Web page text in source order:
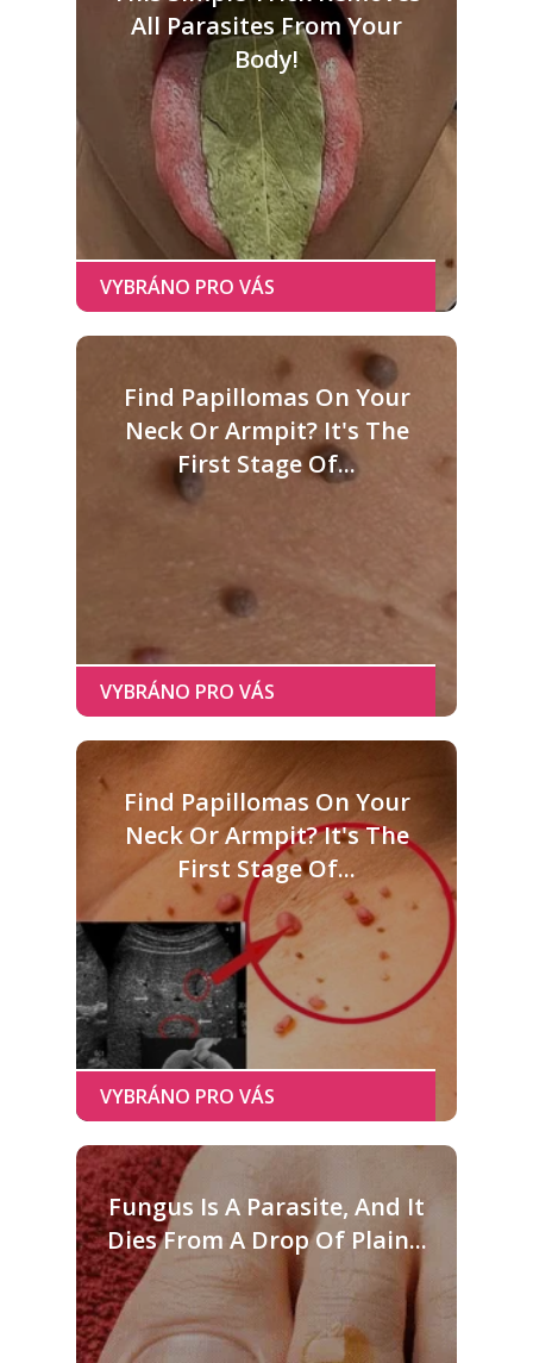
All Parasites From Your
Body!
Find Papillomas On Your
Neck Or Armpit? It's The
First Stage Of...
Find Papillomas On Your
Neck Or Armpit? It's The
First Stage Of...
Fungus Is A Parasite, And It
Dies From A Drop Of Plain...